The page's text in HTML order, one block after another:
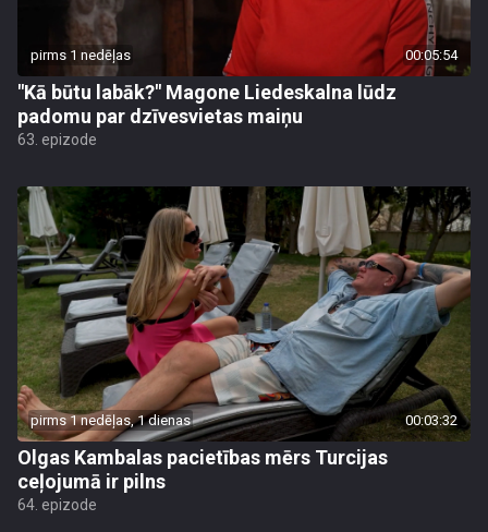
pirms 1 nedēļas 00:05:54
"Kā būtu labāk?" Magone Liedeskalna lūdz
padomu par dzīvesvietas maiņu
63. epizode
pirms 1 nedēļas, 1 dienas 00:03:32
Olgas Kambalas pacietības mērs Turcijas
ceļojumā ir pilns
64. epizode